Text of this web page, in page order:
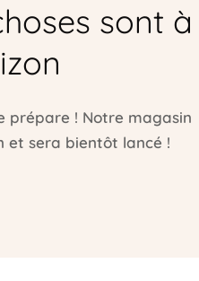
sont à
prépare ! Notre magasin
et sera bientôt lancé !